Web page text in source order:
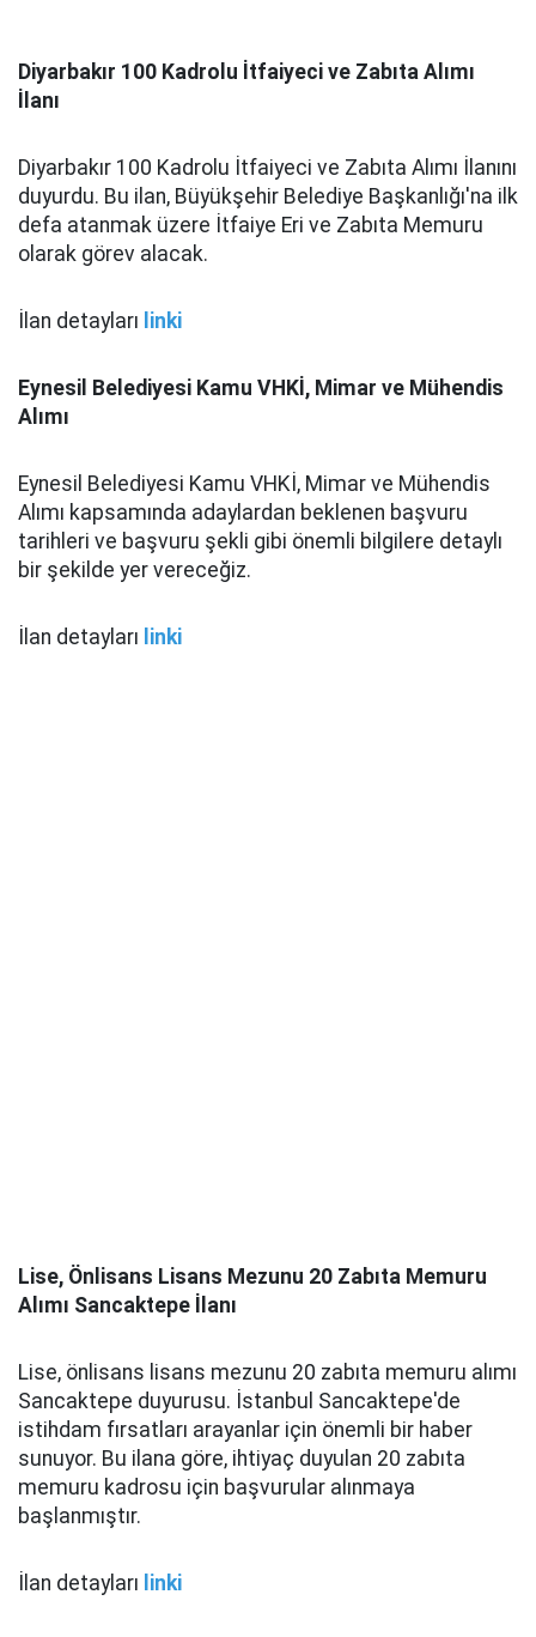
Diyarbakır 100 Kadrolu İtfaiyeci ve Zabıta Alımı
İlanı
Diyarbakır 100 Kadrolu İtfaiyeci ve Zabıta Alımı İlanını
duyurdu. Bu ilan, Büyükşehir Belediye Başkanlığı'na ilk
defa atanmak üzere İtfaiye Eri ve Zabıta Memuru
olarak görev alacak.
İlan detayları linki
Eynesil Belediyesi Kamu VHKİ, Mimar ve Mühendis
Alımı
Eynesil Belediyesi Kamu VHKİ, Mimar ve Mühendis
Alımı kapsamında adaylardan beklenen başvuru
tarihleri ve başvuru şekli gibi önemli bilgilere detaylı
bir şekilde yer vereceğiz.
İlan detayları linki
Lise, Önlisans Lisans Mezunu 20 Zabıta Memuru
Alımı Sancaktepe İlanı
Lise, önlisans lisans mezunu 20 zabıta memuru alımı
Sancaktepe duyurusu. İstanbul Sancaktepe'de
istihdam fırsatları arayanlar için önemli bir haber
sunuyor. Bu ilana göre, ihtiyaç duyulan 20 zabıta
memuru kadrosu için başvurular alınmaya
başlanmıştır.
İlan detayları linki